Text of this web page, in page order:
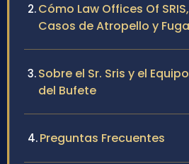
Cómo Law Offices Of
Casos de Atropello y Fuga
Sobre el Sr. Sris y el
del Bufete
Preguntas Frecuentes